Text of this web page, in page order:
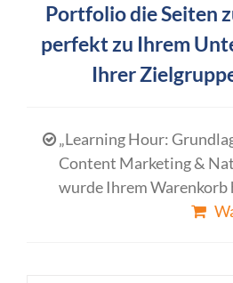
Portfolio die Seiten
perfekt zu Ihrem
Ihrer
„Learning Hour:
Content Marketing &
wurde Ihrem Warenkorb